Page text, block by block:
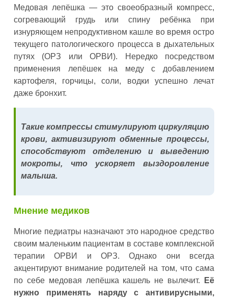
Медовая лепёшка — это своеобразный компресс,
согревающий грудь или спину ребёнка при
изнуряющем непродуктивном кашле во время остро
текущего патологического процесса в дыхательных
путях (ОРЗ или ОРВИ). Нередко посредством
применения лепёшек на меду с добавлением
картофеля, горчицы, соли, водки успешно лечат
даже бронхит.
Такие компрессы стимулируют циркуляцию
крови, активизируют обменные процессы,
способствуют отделению и выведению
мокроты, что ускоряет выздоровление
малыша.
Мнение медиков
Многие педиатры назначают это народное средство
своим маленьким пациентам в составе комплексной
терапии ОРВИ и ОРЗ. Однако они всегда
акцентируют внимание родителей на том, что сама
по себе медовая лепёшка кашель не вылечит. Её
нужно применять наряду с антивирусными,